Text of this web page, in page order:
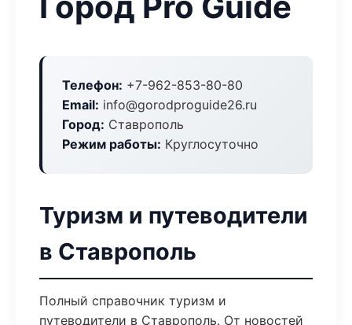
Телефон: +7-962-853-80-80
Email: info@gorodproguide26.ru
Город: Ставрополь
Режим работы: Круглосуточно
Туризм и путеводители
в Ставрополь
Полный справочник туризм и
путеводители в Ставрополь. От новостей